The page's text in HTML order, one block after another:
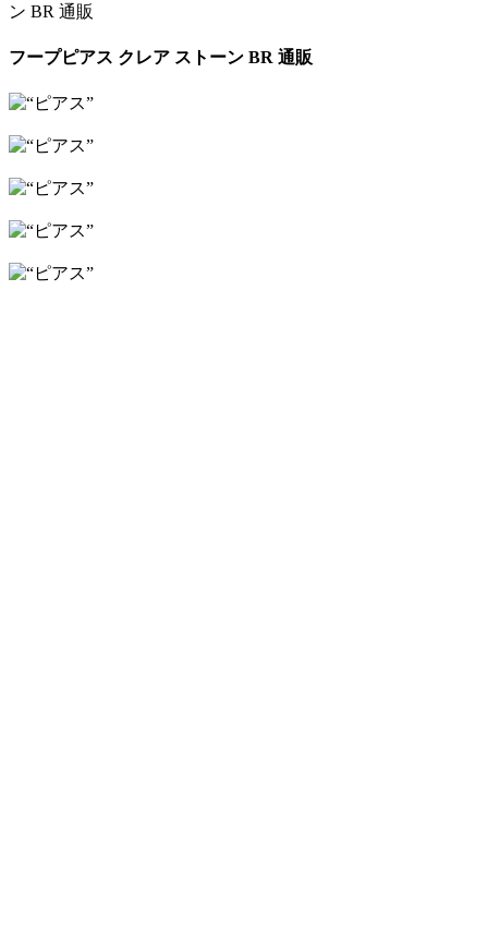
ン BR 通販
フープピアス クレア ストーン BR 通販